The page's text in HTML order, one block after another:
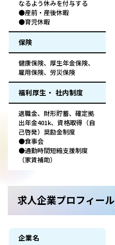
なるよう休みを付与する
●産前・産後休暇
●育児休暇
保険
健康保険、厚生年金保険、
雇用保険、労災保険
福利厚生・ 社内制度
退職金、財形貯蓄、確定拠
出年金401k、資格取得（自
己啓発）奨励金制度
●食事会
●通勤時間短縮支援制度
（家賃補助）
求人企業プロフィール
企業名